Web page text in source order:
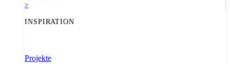
>
INSPIRATION
Projekte